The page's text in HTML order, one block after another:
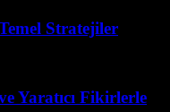
Stratejiler
Yaratıcı Fikirlerle